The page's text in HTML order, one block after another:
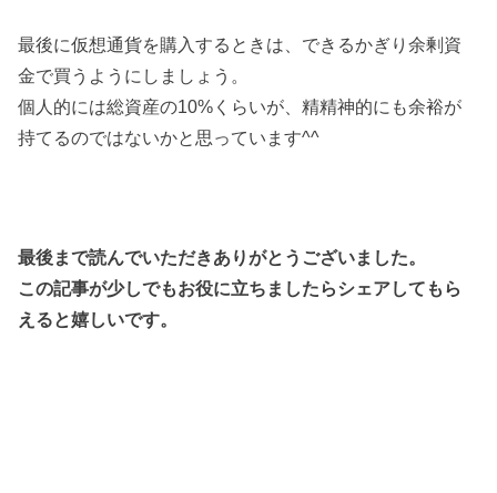
最後に仮想通貨を購入するときは、できるかぎり余剰資
金で買うようにしましょう。
個人的には総資産の10% くらいが、精精神的にも余裕が
持てるのではないかと思っています^^
最後まで読んでいただきありがとうございました。
この記事が少しでもお役に立ちましたらシェアしてもら
えると嬉しいです。